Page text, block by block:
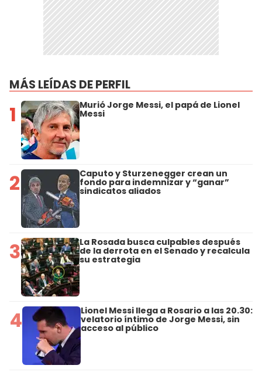
MÁS LEÍDAS DE PERFIL
1 Murió Jorge Messi, el papá de Lionel
Messi
2 Caputo y Sturzenegger crean un
fondo para indemnizar y “ganar”
sindicatos aliados
3 La Rosada busca culpables después
de la derrota en el Senado y recalcula
su estrategia
4 Lionel Messi llega a Rosario a las 20.30:
velatorio íntimo de Jorge Messi, sin
acceso al público